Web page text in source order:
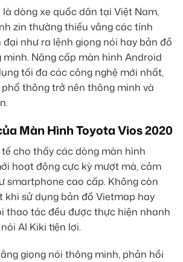
là dòng xe quốc dân tại Việt Nam,
zin thường thiếu vắng các tính
như ra lệnh giọng nói hay bản đồ
Nâng cấp màn hình Android
tối đa các công nghệ mới nhất,
thông trở nên thông minh và
Màn Hình Toyota Vios 2020
cho thấy các dòng màn hình
hoạt động cực kỳ mượt mà, cảm
smartphone cao cấp. Không còn
khi sử dụng bản đồ Vietmap hay
thao tác đều được thực hiện nhanh
AI Kiki tiện lợi.
giọng nói thông minh, phản hồi